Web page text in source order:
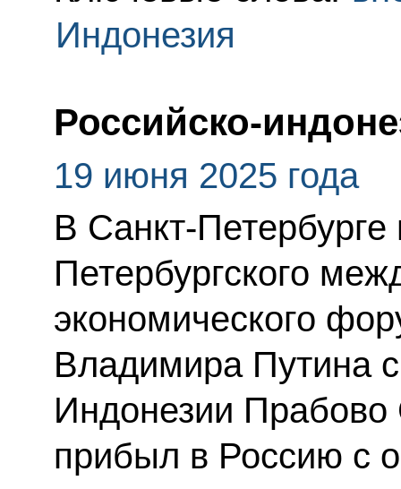
Индонезия
Российско-
19 июня 2025 года
В Санкт-
Петербургского
экономического
Владимира Путина
Индонезии Прабово
прибыл в Россию с